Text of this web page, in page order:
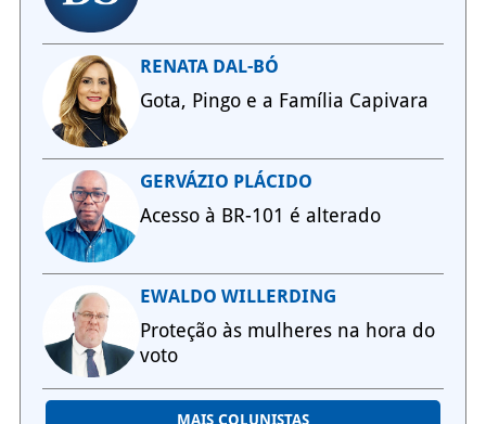
RENATA DAL-BÓ
Gota, Pingo e a Família Capivara
GERVÁZIO PLÁCIDO
Acesso à BR-101 é alterado
EWALDO WILLERDING
Proteção às mulheres na hora do
voto
MAIS COLUNISTAS